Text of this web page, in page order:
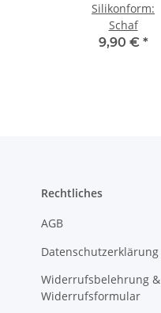
Silikonform:
Schaf
9,90 € *
Rechtliches
AGB
Datenschutzerklärung
Widerrufsbelehrung &
Widerrufsformular